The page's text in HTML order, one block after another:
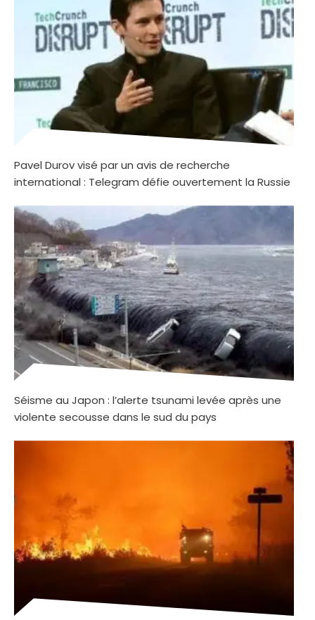
Pavel Durov visé par un avis de recherche
international : Telegram défie ouvertement la Russie
Séisme au Japon : l’alerte tsunami levée après une
violente secousse dans le sud du pays